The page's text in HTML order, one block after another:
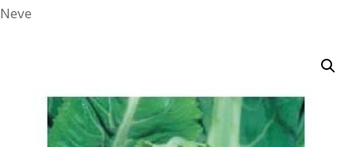
Neve